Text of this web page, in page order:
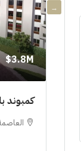
3.8M$
كمبوند